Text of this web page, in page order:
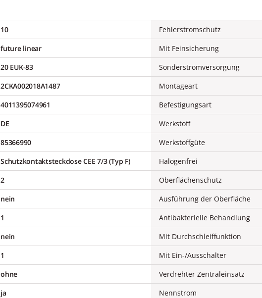
10
future linear
20 EUK-83
2CKA002018A1487
4011395074961
DE
85366990
Schutzkontaktsteckdose CEE 7/3 (Typ F)
2
nein
1
nein
1
ohne
ja
Fehlerstromschutz
Mit Feinsicherung
Sonderstromversorgung
Montageart
Befestigungsart
Werkstoff
Werkstoffgüte
Halogenfrei
Oberflächenschutz
Ausführung der Oberfläche
Antibakterielle Behandlung
Mit Durchschleiffunktion
Mit Ein-/Ausschalter
Verdrehter Zentraleinsatz
Nennstrom